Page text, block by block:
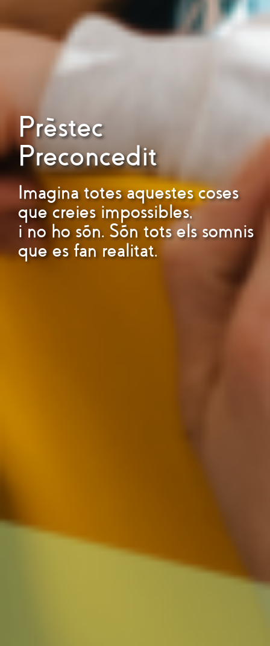
Prèstec
Preconcedit
Imagina totes aquestes coses
que creies impossibles,
i no ho són. Són tots els somnis
que es fan realitat.